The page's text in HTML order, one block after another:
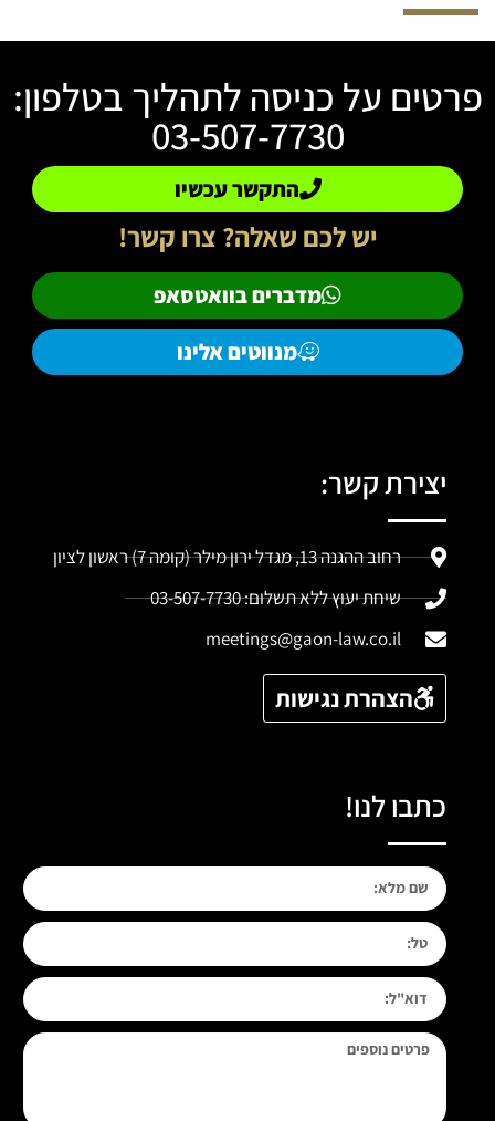
פרטים על כניסה לתהליך בטלפון:
03-507-7730
התקשר עכשיו
יש לכם שאלה? צרו קשר!
מדברים בוואטסאפ
מנווטים אלינו
יצירת קשר:
רחוב ההגנה 13, מגדל ירון מילר (קומה 7) ראשון לציון
שיחת יעוץ ללא תשלום: 03-507-7730
meetings@gaon-law.co.il
הצהרת נגישות
כתבו לנו!